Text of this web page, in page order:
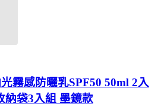
霧感防曬乳SPF50 50ml 2入
納袋3入組 墨鏡款